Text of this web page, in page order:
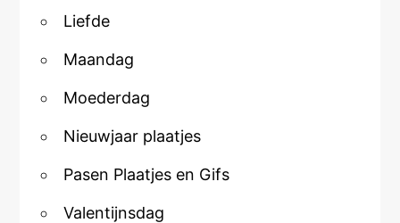
Liefde
Maandag
Moederdag
Nieuwjaar plaatjes
Pasen Plaatjes en Gifs
Valentijnsdag